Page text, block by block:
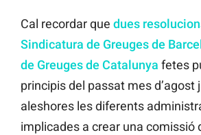
Cal recordar que dues
Sindicatura de Greuges de
de Greuges de Catalunya fetes
principis del passat mes d’agost
aleshores les diferents
implicades a crear una comissió